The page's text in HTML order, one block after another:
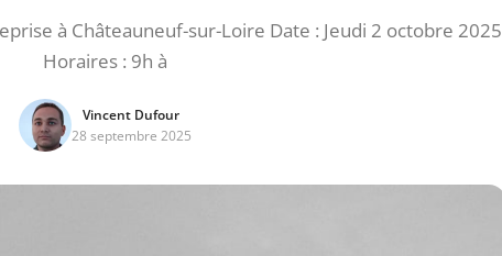
à Châteauneuf-sur-Loire Date : Jeudi 2 octobre 2025
Horaires : 9h à
Vincent Dufour
28 septembre 2025